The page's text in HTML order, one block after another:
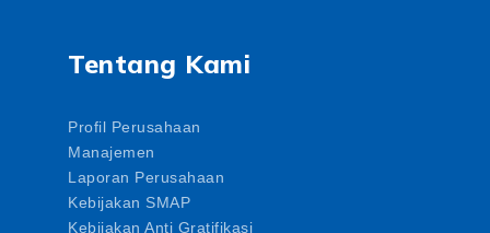
Tentang Kami
Profil Perusahaan
Manajemen
Laporan Perusahaan
Kebijakan SMAP
Kebijakan Anti Gratifikasi